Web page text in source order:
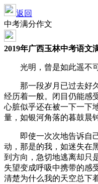
返回
中考满分作文
2019年广西玉林中考语文
光明，曾是如此遥不可
那一段岁月已过去好久
经历着一般。闭目仍能感
心脏似乎还在被一下一下
量，如银河角落的暮鼓晨
即使一次次地告诉自己
动，那是的我，如迷失在
到方向，急切地逃离却只
失望变成呼吸中携带的感
清楚为什么我的天空总下